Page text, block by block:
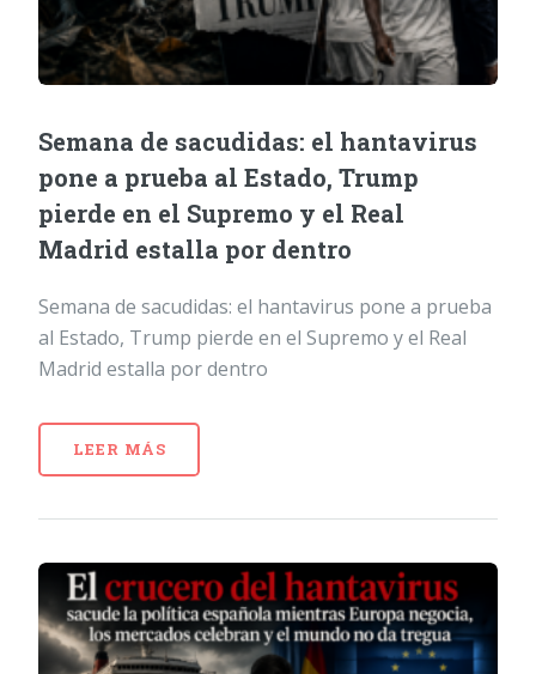
Semana de sacudidas: el hantavirus
pone a prueba al Estado, Trump
pierde en el Supremo y el Real
Madrid estalla por dentro
Semana de sacudidas: el hantavirus pone a prueba
al Estado, Trump pierde en el Supremo y el Real
Madrid estalla por dentro
LEER MÁS